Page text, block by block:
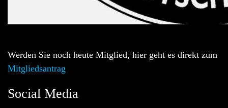
Werden Sie noch heute Mitglied, hier geht es direkt zum
Mitgliedsantrag
Social Media